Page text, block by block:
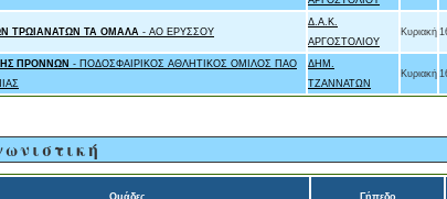
ΤΡΩΙΑΝΑΤΩΝ ΤΑ ΟΜΑΛΑ - ΑΟ ΕΡΥΣΣΟΥ
Δ.Α.Κ.
ΑΡΓΟΣΤΟΛΙΟΥ
Κυριακή
ΠΡΟΝΝΩΝ - ΠΟΔΟΣΦΑΙΡΙΚΟΣ ΑΘΛΗΤΙΚΟΣ ΟΜΙΛΟΣ ΠΑΟ
ΔΗΜ.
ΤΖΑΝΝΑΤΩΝ
Κυριακή
Ομάδες Γήπεδο